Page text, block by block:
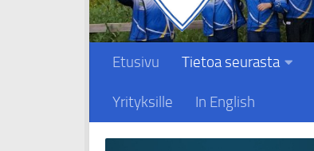
Etusivu Tietoa seurasta
Yrityksille In English